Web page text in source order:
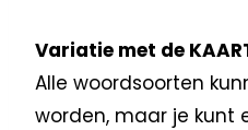
Variatie met de
Alle woordsoorten
worden, maar je kunt